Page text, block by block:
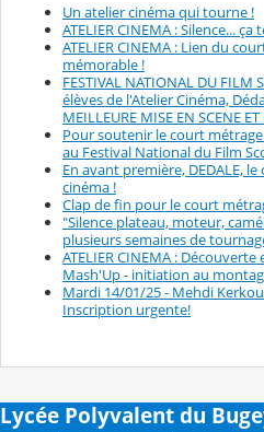
Un atelier cinéma qui tourne !
ATELIER CINEMA : Silence...
ATELIER CINEMA : Lien du
mémorable !
FESTIVAL NATIONAL DU
élèves de l'Atelier Cinéma,
MEILLEURE MISE EN SCENE
Pour soutenir le court
au Festival National du Film
En avant première, DEDALE,
cinéma !
Clap de fin pour le court
"Silence plateau, moteur,
plusieurs semaines de
ATELIER CINEMA :
Mash'Up - initiation au
Mardi 14/01/25 - Mehdi
Inscription urgente!
Lycée Polyvalent du